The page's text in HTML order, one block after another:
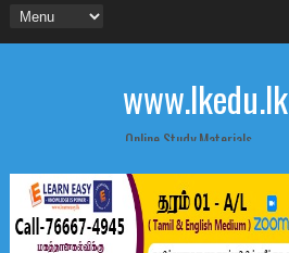
www.lkedu.lk
Online Study Materials